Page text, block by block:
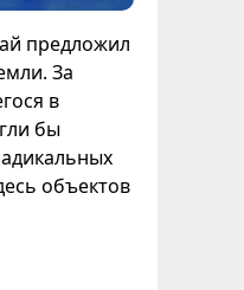
предложил
За
в
бы
объектов